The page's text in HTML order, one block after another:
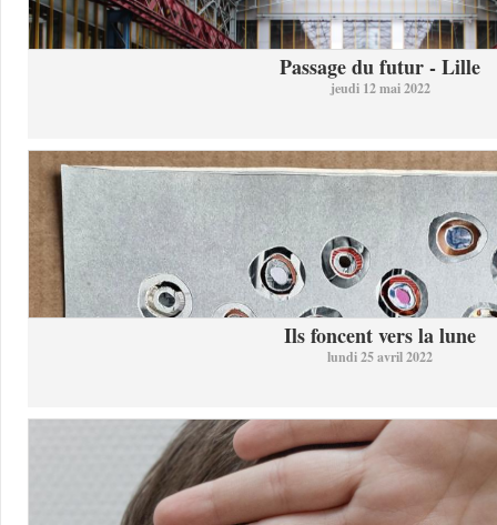
Passage du futur - Lille
jeudi 12 mai 2022
Ils foncent vers la lune
lundi 25 avril 2022